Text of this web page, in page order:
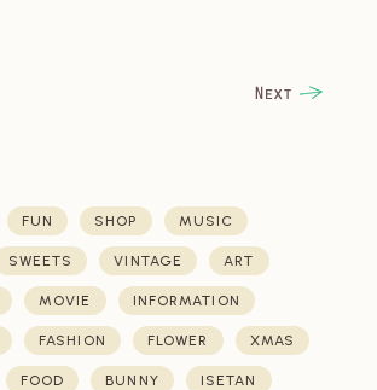
FUN SHOP MUSIC
SWEETS VINTAGE ART
MOVIE INFORMATION
FASHION FLOWER XMAS
FOOD BUNNY ISETAN